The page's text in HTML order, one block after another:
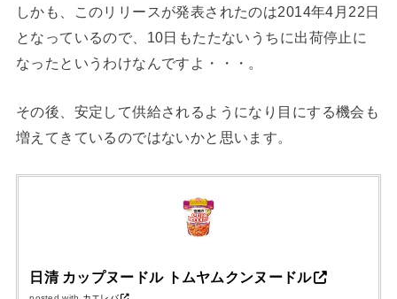
しかも、このリリースが発表されたのは2014年4月22日
となっているので、10日もたたないうちに出荷停止に
なったというわけなんですよ・・・。
その後、安定して供給されるようになり目にする機会も
増えてきているのではないかと思います。
日清 カップヌードル トムヤムクンヌードル